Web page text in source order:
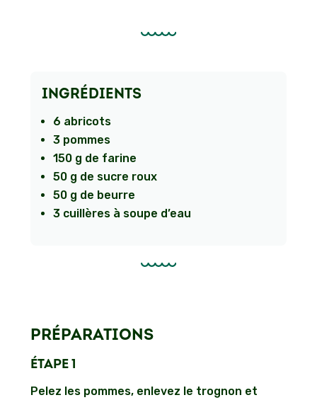
INGRÉDIENTS
6 abricots
3 pommes
150 g de farine
50 g de sucre roux
50 g de beurre
3 cuillères à soupe d’eau
PRÉPARATIONS
ÉTAPE 1
Pelez les pommes, enlevez le trognon et